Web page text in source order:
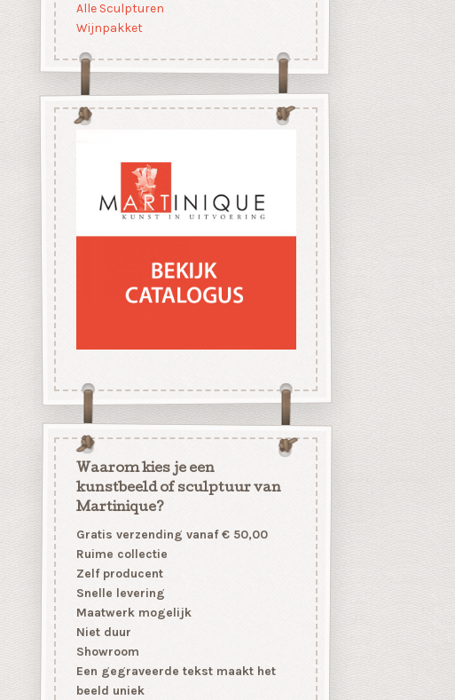
Alle Sculpturen
Wijnpakket
Waarom kies je een
kunstbeeld of sculptuur van
Martinique?
Gratis verzending vanaf € 50,00
Ruime collectie
Zelf producent
Snelle levering
Maatwerk mogelijk
Niet duur
Showroom
Een gegraveerde tekst maakt het
beeld uniek